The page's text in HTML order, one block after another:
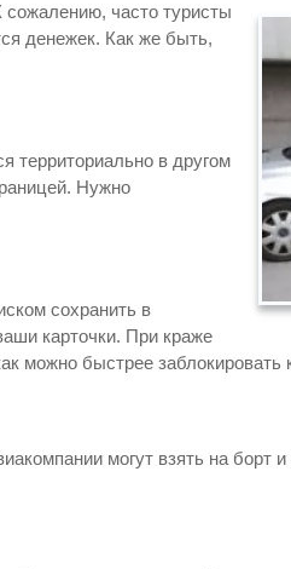
сожалению, часто туристы
денежек. Как же быть,
территориально в другом
Нужно
сохранить в
карточки. При краже
можно быстрее заблокировать
могут взять на борт